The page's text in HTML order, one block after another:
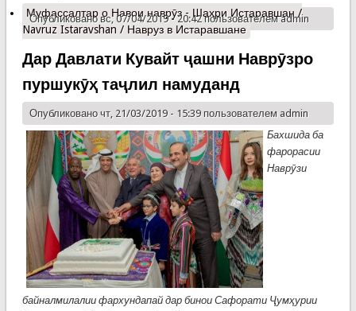
Опубликовано вс, 07/04/2019 - 20:42 пользователемadmin
Муфассалтаро Навои наврӯз - Шаҳри Истаравшан /
Navruz Istaravshan / Навруз в Истаравшане
Дар Давлати Кувайт ҷашни Наврӯзро
пуршукӯҳ таҷлил намуданд
Опубликовано чт, 21/03/2019 - 15:39 пользователем admin
Бахшида ба
фарорасии
Наврӯзи
байналмилалии фархундапай дар бинои Сафорати Ҷумҳурии